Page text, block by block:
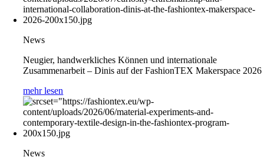
News
Neugier, handwerkliches Können und internationale
Zusammenarbeit – Dinis auf der FashionTEX Makerspace 2026
mehr lesen
News